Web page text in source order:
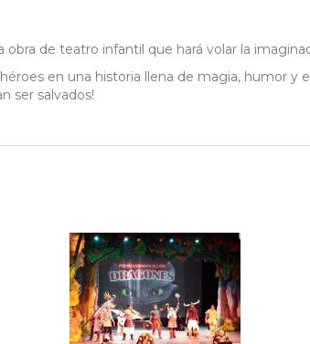
obra de teatro infantil que hará volar la
en una historia llena de magia, humor y
ser salvados!